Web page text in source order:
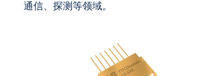
通信、探测等领域。